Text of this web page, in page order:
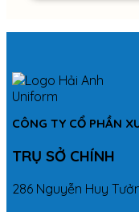
CÔNG TY CỔ PHẦN
TRỤ SỞ CHÍNH
286 Nguyễn Huy